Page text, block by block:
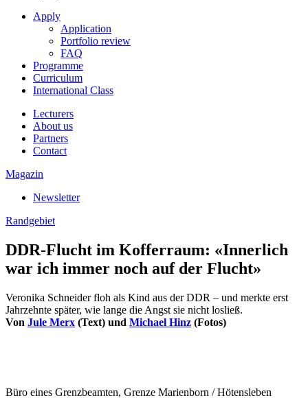
Apply
Application
Portfolio review
FAQ
Programme
Curriculum
International Class
Lecturers
About us
Partners
Contact
Magazin
Newsletter
Randgebiet
DDR-Flucht im Kofferraum: «Innerlich
war ich immer noch auf der Flucht»
Veronika Schneider floh als Kind aus der DDR – und merkte erst
Jahrzehnte später, wie lange die Angst sie nicht losließ.
Von Jule Merx (Text) und Michael Hinz (Fotos)
Büro eines Grenzbeamten, Grenze Marienborn / Hötensleben